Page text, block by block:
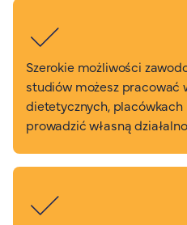
Szerokie możliwości
studiów możesz pracować
dietetycznych,
prowadzić własną